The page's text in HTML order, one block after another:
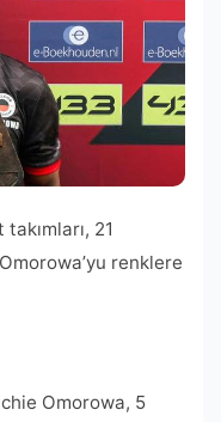
21
renklere
Omorowa, 5